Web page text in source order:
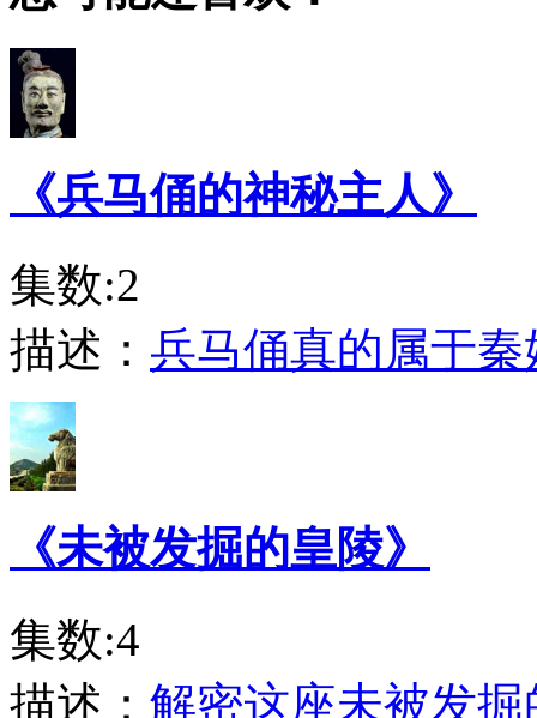
《兵马俑的神秘主人》
集数:2
描述： 兵马俑真的属于秦
《未被发掘的皇陵》
集数:4
描述： 解密这座未被发掘